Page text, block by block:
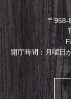
〒
開庁時間：月曜日